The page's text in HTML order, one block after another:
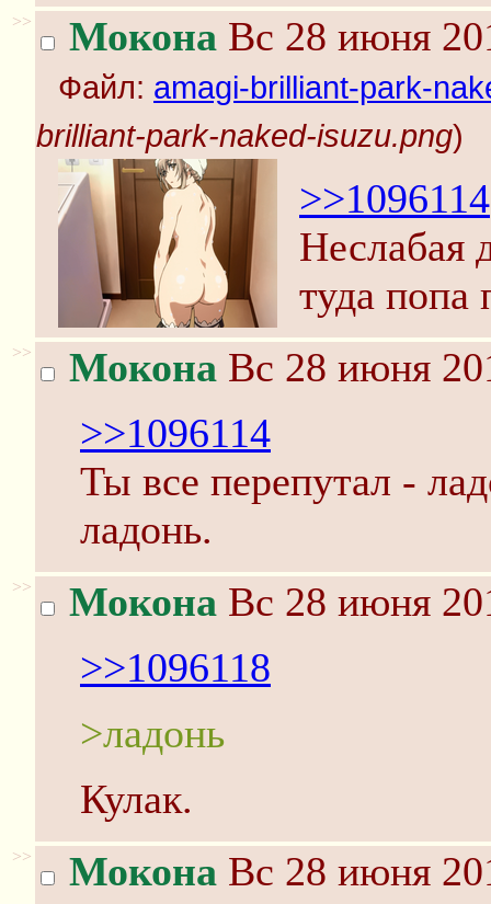
>> Мокона Вс 28 июня
Файл: amagi-brilliant-park-
brilliant-park-naked-isuzu.png)
>>1096114
Неслабая
туда попа
>> Мокона Вс 28 июня
>>1096114
Ты все перепутал -
ладонь.
>> Мокона Вс 28 июня
>>1096118
>ладонь
Кулак.
>> Мокона Вс 28 июня